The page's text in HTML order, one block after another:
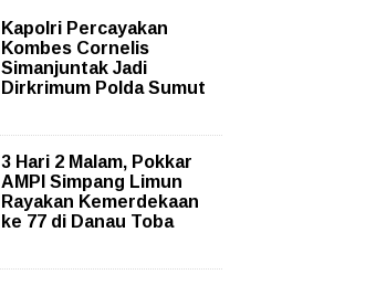
Kapolri Percayakan
Kombes Cornelis
Simanjuntak Jadi
Dirkrimum Polda Sumut
3 Hari 2 Malam, Pokkar
AMPI Simpang Limun
Rayakan Kemerdekaan
ke 77 di Danau Toba